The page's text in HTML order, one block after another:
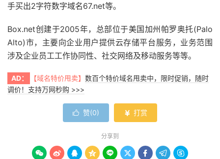
手买出2字符数字域名67.net等。
Box.net创建于2005年，总部位于美国加州帕罗奥托(Palo
Alto)市，主要向企业用户提供云存储平台服务，业务范围
涉及企业员工工作协同性、社交网络及移动服务等等。
AD： 【域名特价甩卖】 数百个特价域名甩卖中，限时促销，随时
调价！支持万网秒购 >>>
 赞(0)  打赏
分享到
        